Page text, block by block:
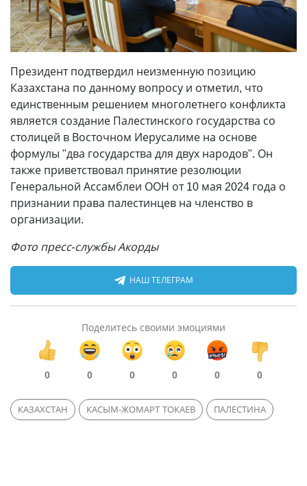
Президент подтвердил неизменную позицию
Казахстана по данному вопросу и отметил, что
единственным решением многолетнего конфликта
является создание Палестинского государства со
столицей в Восточном Иерусалиме на основе
формулы "два государства для двух народов". Он
также приветствовал принятие резолюции
Генеральной Ассамблеи ООН от 10 мая 2024 года о
признании права палестинцев на членство в
организации.
Фото пресс-службы Акорды
НАШ ТЕЛЕГРАМ
Поделитесь своими эмоциями
0 0 0 0 0 0
КАЗАХСТАН КАСЫМ-ЖОМАРТ ТОКАЕВ ПАЛЕСТИНА